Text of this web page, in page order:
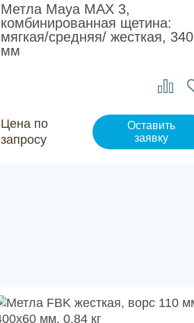
Метла Maya MAX 3,
комбинированная щетина:
мягкая/средняя/ жесткая, 340
мм
Цена по
запросу
Оставить
заявку